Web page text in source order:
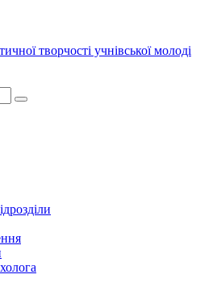
творчості учнівської молоді